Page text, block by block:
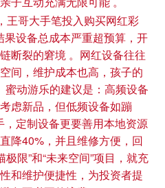
王哥大手笔投入购买网红彩
设备总成本严重超预算，开
断裂的窘境 。网红设备往往
间，维护成本也高，孩子的
蜜动游乐的建议是：高频设备
虑新品，但低频设备如蹦
定制设备更要善用本地资源
降40%，并且维修方便，回
限”和“未来空间”项目，就充
和维护便捷性，为投资者提